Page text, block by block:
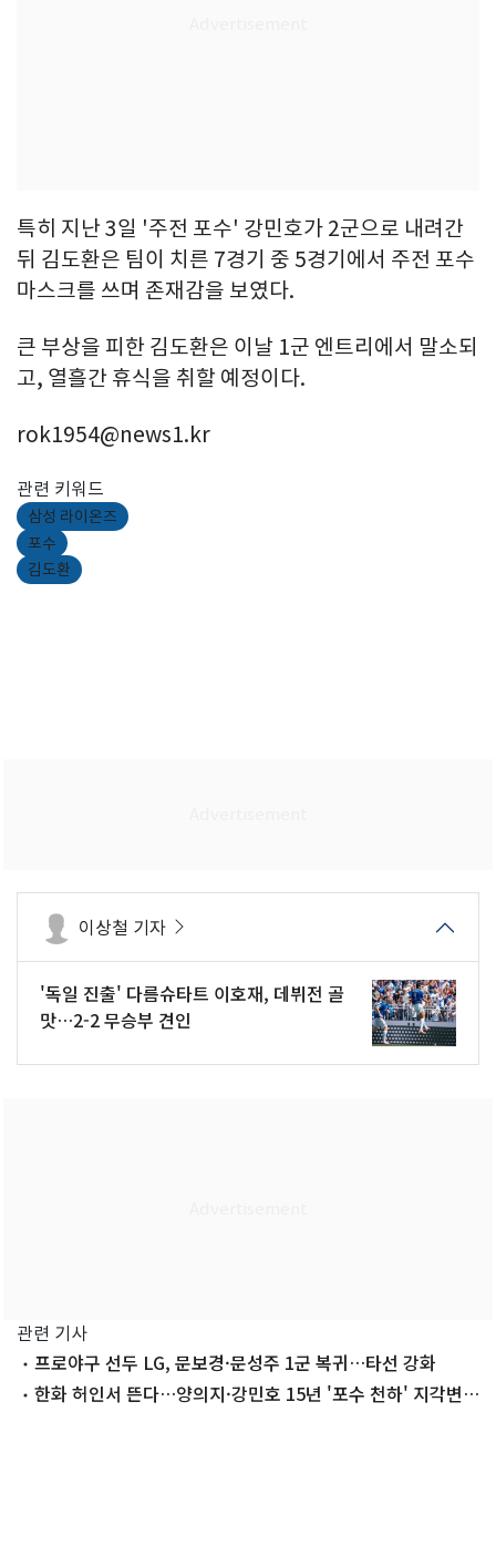
특히 지난 3일 '주전 포수' 강민호가 2군으로 내려간
뒤 김도환은 팀이 치른 7경기 중 5경기에서 주전 포수
마스크를 쓰며 존재감을 보였다.
큰 부상을 피한 김도환은 이날 1군 엔트리에서 말소되
고, 열흘간 휴식을 취할 예정이다.
rok1954@news1.kr
관련 키워드
삼성 라이온즈
포수
김도환
이상철 기자
'독일 진출' 다름슈타트 이호재, 데뷔전 골
맛…2-2 무승부 견인
관련 기사
프로야구 선두 LG, 문보경·문성주 1군 복귀…타선 강화
한화 허인서 뜬다…양의지·강민호 15년 '포수 천하' 지각변